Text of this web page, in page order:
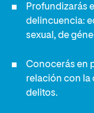
Profundizarás
delincuencia:
sexual, de
Conocerás en
relación con la
delitos.